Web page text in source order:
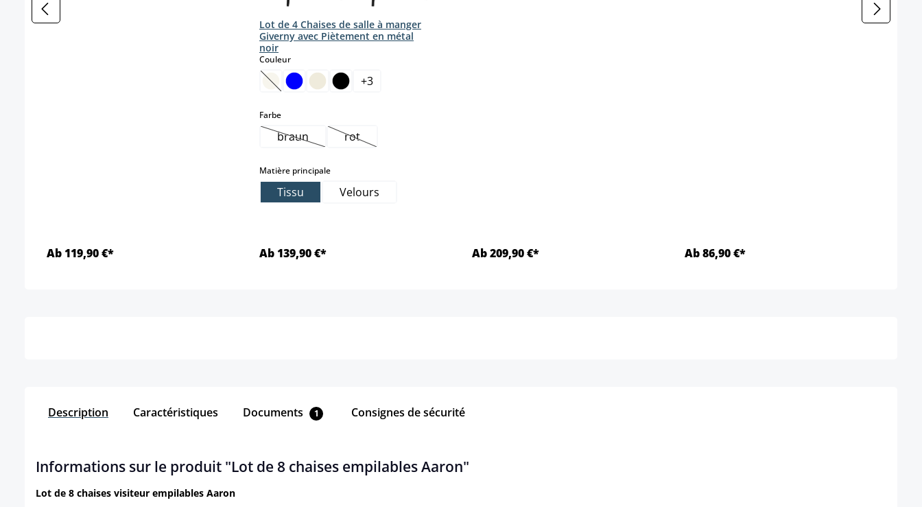
Ab 119,90 €*
Lot de 4 Chaises de salle à manger
Giverny avec Piètement en métal
noir
Couleurselect
(Cette option n'est pas disponible pour le moment.)
+3
Farbeselect
braun(Cette option n'est pas disponible pour le moment.)
rot(Cette option n'est pas disponible pour le moment.)
Matière principaleselect
Tissu Velours
Ab 139,90 €* Ab 209,90 €* Ab 86,90 €*
Description Caractéristiques Documents 1 Consignes de sécurité
Informations sur le produit "Lot de 8 chaises empilables Aaron"
Lot de 8 chaises visiteur empilables Aaron